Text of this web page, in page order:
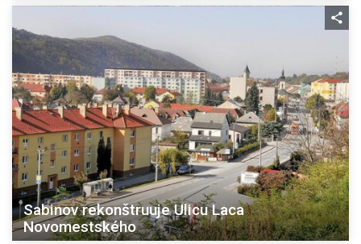
Sabinov rekonštruuje Ulicu Laca
Novomestského